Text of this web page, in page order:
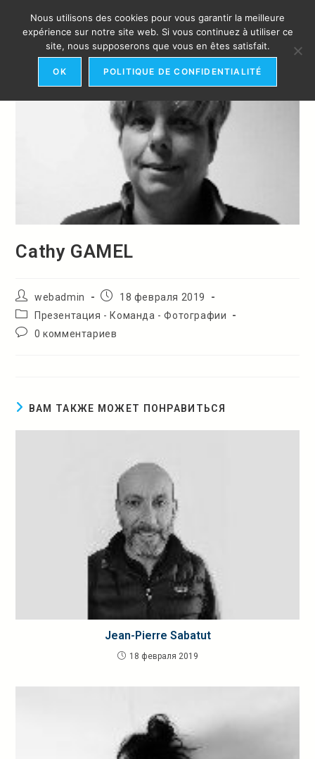
содержимому
Cathy GAMEL
Автор
записи:
webadmin
Запись18 февраля 2019
Рубрика
записи:
Презентация - Команда - Фотографии
Комментарии
0 комментариев
ВАМ ТАКЖЕ МОЖЕТ ПОНРАВИТЬСЯ
Jean-Pierre Sabatut
18 февраля 2019
Nous utilisons des cookies pour vous garantir la meilleure
expérience sur notre site web. Si vous continuez à utiliser ce
site, nous supposerons que vous en êtes satisfait.
OK POLITIQUE DE CONFIDENTIALITÉ